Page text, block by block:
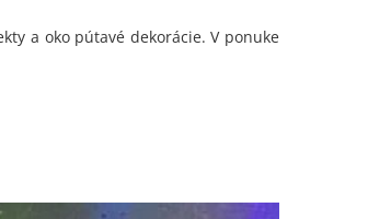
a oko pútavé dekorácie. V ponuke